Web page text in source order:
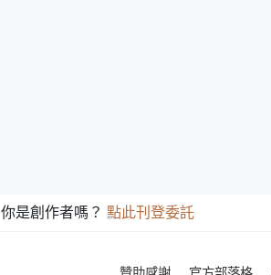
你是創作者嗎？ 點此刊登委託